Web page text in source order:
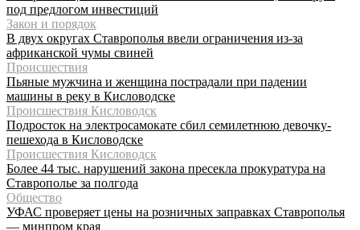
под предлогом инвестиций
Закон и порядок
В двух округах Ставрополья ввели ограничения из-за
африканской чумы свиней
Происшествия
Пьяные мужчина и женщина пострадали при падении
машины в реку в Кисловодске
Происшествия Кисловодск
Подросток на электросамокате сбил семилетнюю девочку-
пешехода в Кисловодске
Происшествия Кисловодск
Более 44 тыс. нарушений закона пресекла прокуратура на
Ставрополье за полгода
Общество
УФАС проверяет цены на розничных заправках Ставрополья
— минпром края